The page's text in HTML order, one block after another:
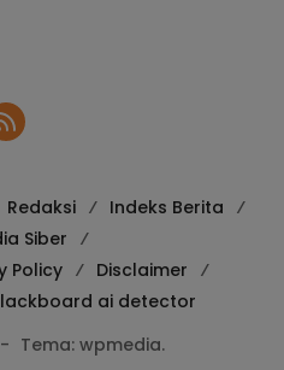
Redaksi
Indeks Berita
Siber
Policy
Disclaimer
ai detector
- Tema: wpmedia.